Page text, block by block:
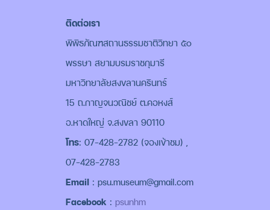
ติดต่อเรา
พิพิธภัณฑสถานธรรมชาติวิทยา ๕๐
พรรษา สยามบรมราชกุมารี
มหาวิทยาลัยสงขลานครินทร์
15 ถ.กาญจนวณิชย์ ต.คอหงส์
อ.หาดใหญ่ จ.สงขลา 90110
โทร: 07-428-2782 (จองเข้าชม) ,
07-428-2783
Email: psu.museum@gmail.com
Facebook : psunhm